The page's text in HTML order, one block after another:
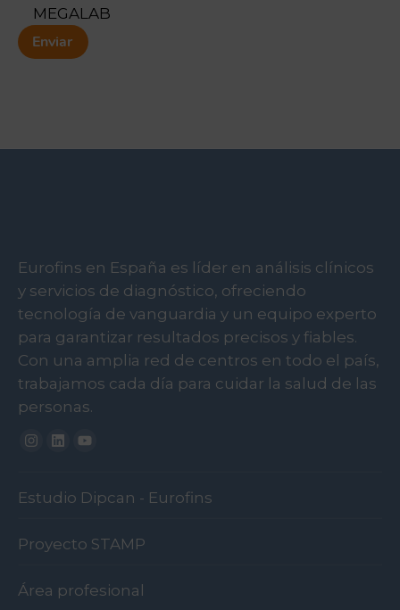
MEGALAB
Eurofins en España es líder en análisis clínicos
y servicios de diagnóstico, ofreciendo
tecnología de vanguardia y un equipo experto
para garantizar resultados precisos y fiables.
Con una amplia red de centros en todo el país,
trabajamos cada día para cuidar la salud de las
personas.
Instagram
Linkedin
Youtube
Estudio Dipcan - Eurofins
Proyecto STAMP
Área profesional